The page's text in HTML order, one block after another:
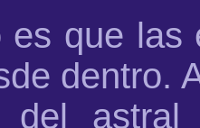
es que las
dentro.
del